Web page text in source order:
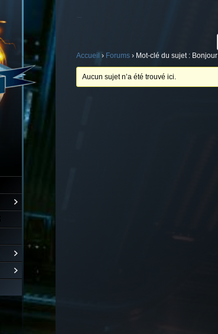
Accueil › Forums › Mot-clé du sujet : Bonjour
Aucun sujet n’a été trouvé ici.